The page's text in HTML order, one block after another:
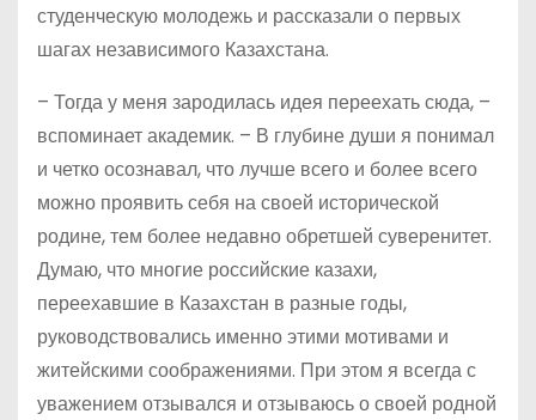
студенческую молодежь и рассказали о первых
шагах независимого Казахстана.
– Тогда у меня зародилась идея переехать сюда, –
вспоминает академик. – В глубине души я понимал
и четко осознавал, что лучше всего и более всего
можно проявить себя на своей исторической
родине, тем более недавно обретшей суверенитет.
Думаю, что многие российские казахи,
переехавшие в Казахстан в разные годы,
руководствовались именно этими мотивами и
житейскими соображениями. При этом я всегда с
уважением отзывался и отзываюсь о своей родной